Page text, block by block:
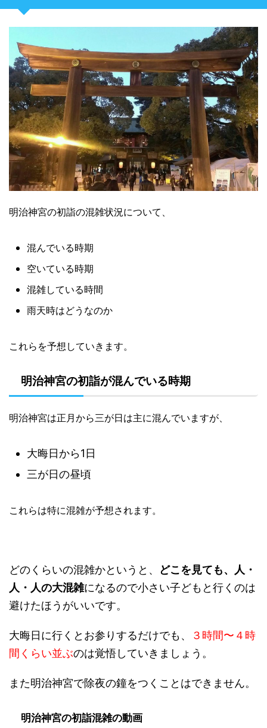
明治神宮の初詣の混雑状況について、
混んでいる時期
空いている時期
混雑している時間
雨天時はどうなのか
これらを予想していきます。
明治神宮の初詣が混んでいる時期
明治神宮は正月から三が日は主に混んでいますが、
大晦日から1日
三が日の昼頃
これらは特に混雑が予想されます。
どのくらいの混雑かというと、 どこを見ても、人・
人・人の大混雑になるので小さい子どもと行くのは
避けたほうがいいです。
大晦日に行くとお参りするだけでも、
３時間〜４時
間くらい並ぶのは覚悟していきましょう。
また明治神宮で除夜の鐘をつくことはできません。
明治神宮の初詣混雑の動画